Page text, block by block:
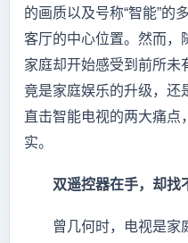
的画质以及号称“智能”的
客厅的中心位置。然而，
家庭却开始感受到前所未
竟是家庭娱乐的升级，还
直击智能电视的两大痛点
实。
双遥控器在手，却找
曾几何时，电视是家